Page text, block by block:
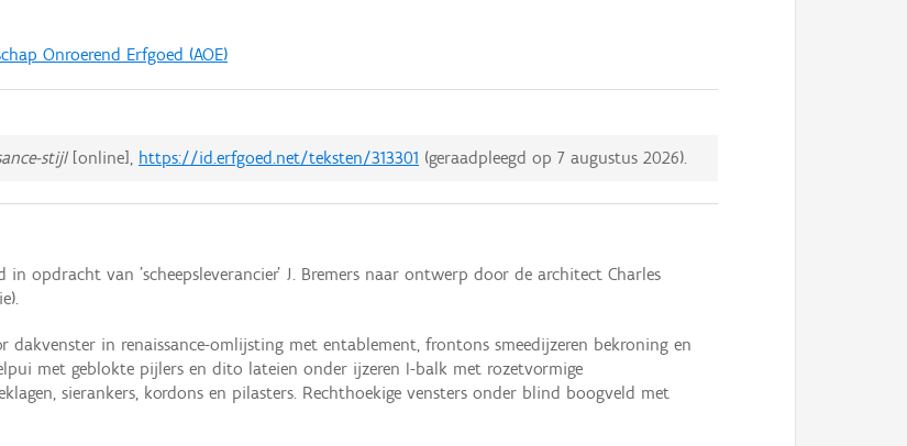
Onroerend Erfgoed (AOE)
stijl[online], https://id.erfgoed.net/teksten/313301 (geraadpleegd op 7 augustus 2026).
in opdracht van 'scheepsleverancier' J. Bremers naar ontwerp door de architect Charles
in renaissance-omlijsting met entablement, frontons smeedijzeren bekroning en
met geblokte pijlers en dito lateien onder ijzeren I-balk met rozetvormige
sierankers, kordons en pilasters. Rechthoekige vensters onder blind boogveld met